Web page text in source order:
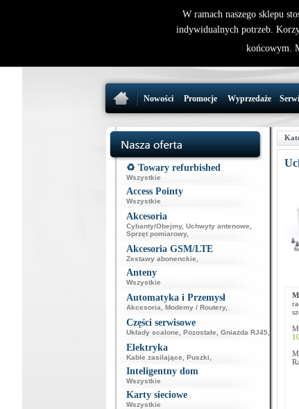
Nowości Promocje Wyprzedaże
♻️ Towary refurbished
Wszystkie
Access Pointy
Wszystkie
Akcesoria
Cybanty/Obejmy, Uchwyty antenowe
Sprzęt pomiarowy,
Akcesoria GSM/LTE
Zestawy abonenckie
Anteny
Wszystkie
Automatyka i Przemysł
Akcesoria Modemy / Routery,
Części serwisowe
Układy scalone Pozostałe Gniazda RJ45,
Elektryka
Kable zasilające Puszki
Inteligentny dom
Wszystkie
Karty sieciowe
Wszystkie
W ramach naszego sklepu
indywidualnych potrzeb.
końcowym.